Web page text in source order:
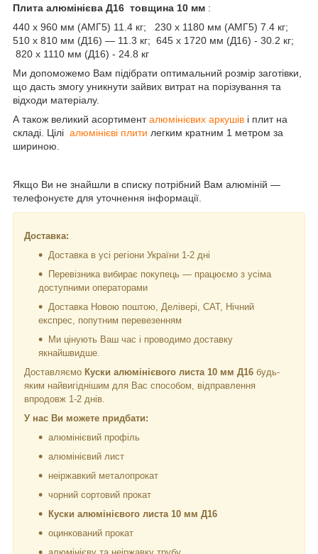
Плита алюмінієва Д16 товщина 10 мм :
440 х 960 мм (АМГ5) 11.4 кг; 230 х 1180 мм (АМГ5) 7.4 кг;
510 х 810 мм (Д16) — 11.3 кг; 645 х 1720 мм (Д16) - 30.2 кг;
820 х 1110 мм (Д16) - 24.8 кг
Ми допоможемо Вам підібрати оптимальний розмір заготівки,
що дасть змогу уникнути зайвих витрат на порізування та
відходи матеріалу.
А також великий асортименталюмінієвих аркушів і плит на
складі. Цілі алюмінієві плити легким кратним 1 метром за
шириною.
Якщо Ви не знайшли в списку потрібний Вам алюміній —
телефонуєте для уточнення інформації.
Доставка:
Доставка в усі регіони України 1-2 дні
Перевізника вибирає покупець — працюємо з усіма
доступними операторами
Доставка Новою поштою, Делівері, САТ, Нічний
експрес, попутним перевезенням
Ми цінують Ваш час і проводимо доставку
якнайшвидше.
Доставляємо Куски алюмінієвого листа 10 мм Д16 будь-
яким найвигіднішим для Вас способом, відправлення
впродовж 1-2 днів.
У нас Ви можете придбати:
алюмінієвий профіль
алюмінієвий лист
неіржавкий металопрокат
чорний сортовий прокат
Куски алюмінієвого листа 10 мм Д16
оцинкований прокат